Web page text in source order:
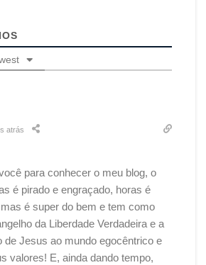
atrás
para conhecer o meu blog, o
é pirado e engraçado, horas é
é super do bem e tem como
da Liberdade Verdadeira e a
de Jesus ao mundo egocêntrico e
valores! E, ainda dando tempo,